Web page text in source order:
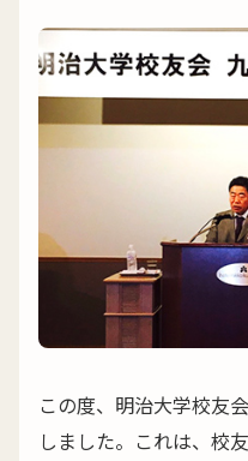
この度、明治大学校友
しました。これは、校